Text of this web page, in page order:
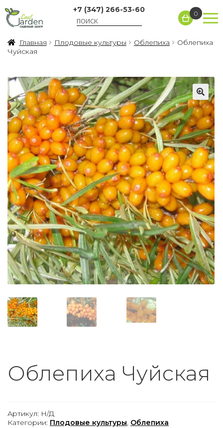
+7 (347) 266-53-60 0
Главная Плодовые культуры Облепиха
Облепиха
Чуйская
Облепиха Чуйская
Артикул: Н/Д
Категории: Плодовые культуры, Облепиха